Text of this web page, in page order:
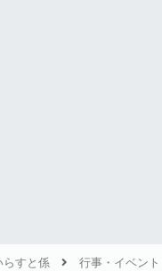
らすと係 行事・イベント